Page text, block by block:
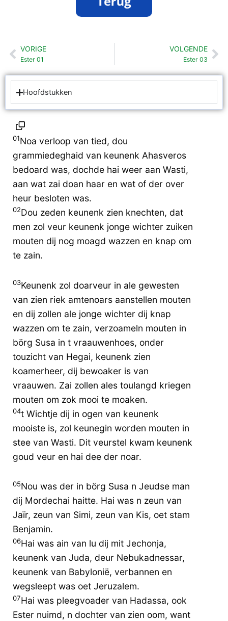
Vorige
VORIGE
Ester 01
VOLGENDE
Ester 03
Hoofdstukken
01Noa verloop van tied, dou
grammiedeghaid van keunenk Ahasveros
bedoard was, dochde hai weer aan Wasti,
aan wat zai doan haar en wat of der over
heur besloten was.
02Dou zeden keunenk zien knechten, dat
men zol veur keunenk jonge wichter zuiken
mouten dij nog moagd wazzen en knap om
te zain.
03Keunenk zol doarveur in ale gewesten
van zien riek amtenoars aanstellen mouten
en dij zollen ale jonge wichter dij knap
wazzen om te zain, verzoameln mouten in
börg Susa in t vraauwenhoes, onder
touzicht van Hegai, keunenk zien
koamerheer, dij bewoaker is van
vraauwen. Zai zollen ales toulangd kriegen
mouten om zok mooi te moaken.
04t Wichtje dij in ogen van keunenk
mooiste is, zol keunegin worden mouten in
stee van Wasti. Dit veurstel kwam keunenk
goud veur en hai dee der noar.
05Nou was der in börg Susa n Jeudse man
dij Mordechai haitte. Hai was n zeun van
Jaïr, zeun van Simi, zeun van Kis, oet stam
Benjamin.
06Hai was ain van lu dij mit Jechonja,
keunenk van Juda, deur Nebukadnessar,
keunenk van Babylonië, verbannen en
wegsleept was oet Jeruzalem.
07Hai was pleegvoader van Hadassa, ook
Ester nuimd, n dochter van zien oom, want